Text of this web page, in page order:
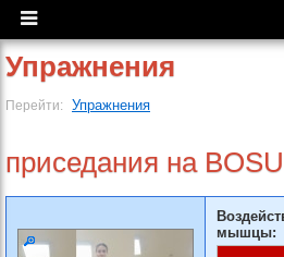
Упражнения
Перейти: Упражнения
приседания на
мышцы: